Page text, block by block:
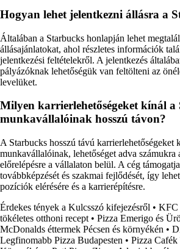
Hogyan lehet jelentkezni állásra a
Általában a Starbucks honlapján lehet
állásajánlatokat, ahol részletes információk
jelentkezési feltételekről. A jelentkezés
pályázóknak lehetőségük van feltölteni az
levelüket.
Milyen karrierlehetőségeket kínál a
munkavállalóinak hosszú távon?
A Starbucks hosszú távú karrierlehetőségeket
munkavállalóinak, lehetőséget adva számukra
előrelépésre a vállalaton belül. A cég
továbbképzését és szakmai fejlődését, így
pozíciók elérésére és a karrierépítésre.
Érdekes tények a Kulcsszó kifejezésről • KFC
tökéletes otthoni recept • Pizza Emerigo és
McDonalds éttermek Pécsen és környékén •
Legfinomabb Pizza Budapesten • Pizza